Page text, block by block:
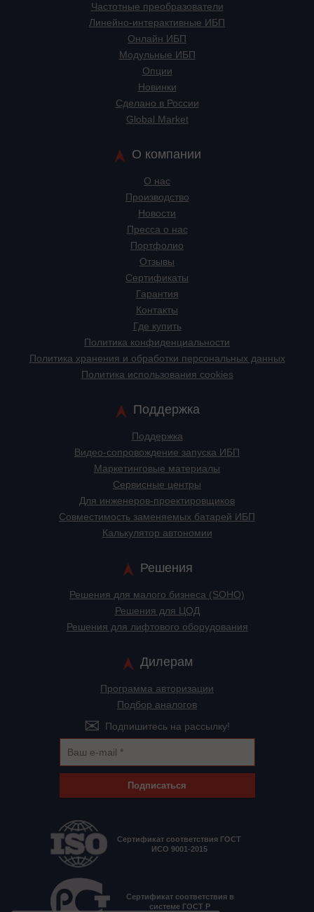
Частотные преобразователи
Линейно-интерактивные ИБП
Онлайн ИБП
Модульные ИБП
Опции
Новинки
Сделано в России
Global Market
О компании
О нас
Производство
Новости
Пресса о нас
Портфолио
Отзывы
Сертификаты
Гарантия
Контакты
Где купить
Политика конфиденциальности
Политика хранения и обработки персональных данных
Политика использования cookies
Поддержка
Поддержка
Видео-сопровождение запуска ИБП
Маркетинговые материалы
Сервисные центры
Для инженеров-проектировщиков
Cовместимость заменяемых батарей ИБП
Калькулятор автономии
Решения
Решения для малого бизнеса (SOHO)
Решения для ЦОД
Решения для лифтового оборудования
Дилерам
Программа авторизации
Подбор аналогов
Подпишитесь на рассылку!
Подписаться
Сертификат соответствия ГОСТ
ИСО 9001-2015
Сертификат соответствия в
системе ГОСТ Р